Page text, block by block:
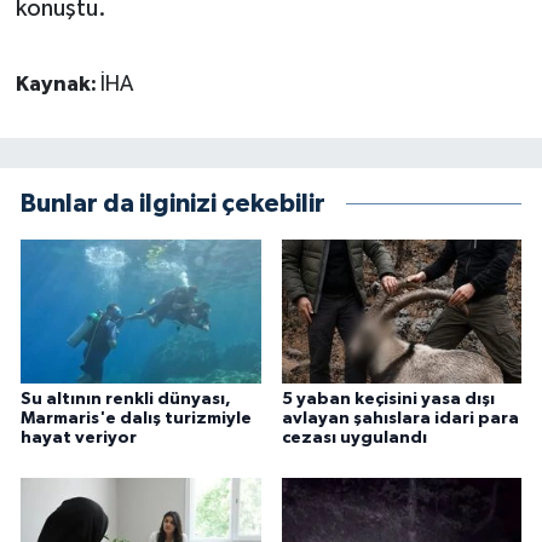
konuştu.
Kaynak: İHA
Bunlar da ilginizi çekebilir
Su altının renkli dünyası,
Marmaris'e dalış turizmiyle
hayat veriyor
5 yaban keçisini yasa dışı
avlayan şahıslara idari para
cezası uygulandı